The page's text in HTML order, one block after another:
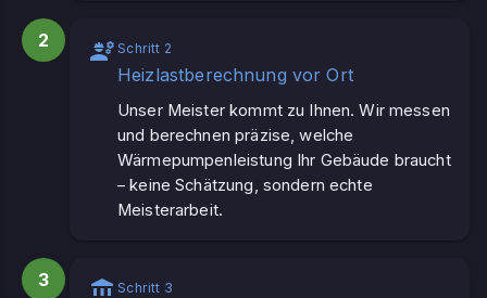
2 Schritt 2
Heizlastberechnung vor Ort
Unser Meister kommt zu Ihnen. Wir messen
und berechnen präzise, welche
Wärmepumpenleistung Ihr Gebäude braucht
– keine Schätzung, sondern echte
Meisterarbeit.
3 Schritt 3